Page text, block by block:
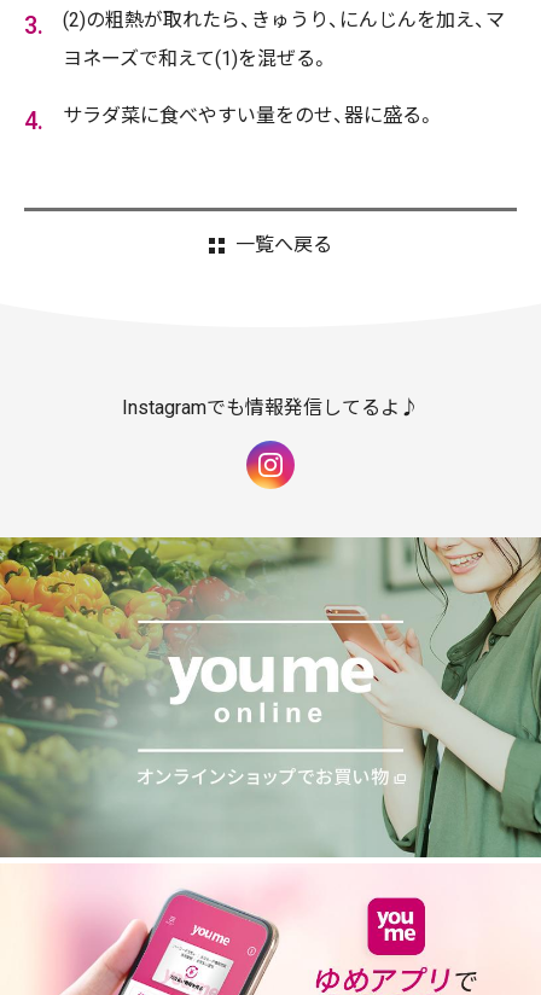
(2)の粗熱が取れたら、きゅうり、にんじんを加え、マ
ヨネーズで和えて(1)を混ぜる。
サラダ菜に食べやすい量をのせ、器に盛る。
一覧へ戻る
Instagramでも情報発信してるよ♪